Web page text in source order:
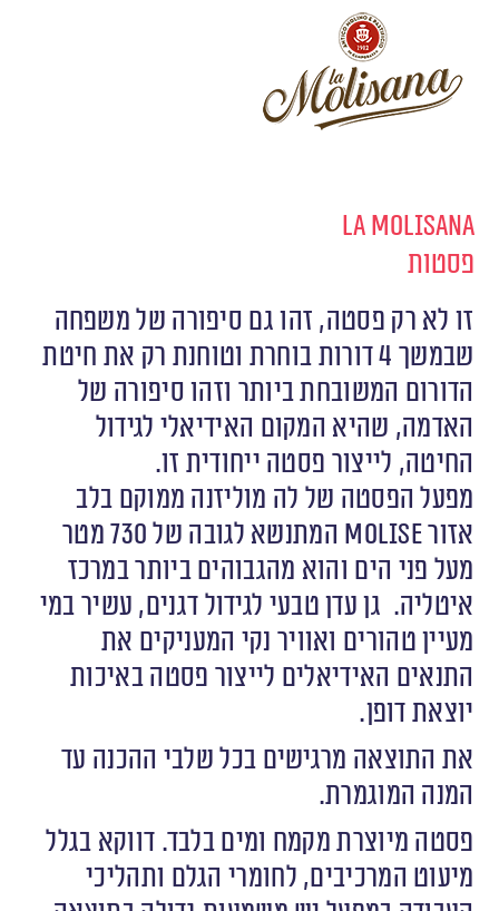
La Molisana
פסטות
זו לא רק פסטה, זהו גם סיפורה של משפחה
שבמשך 4 דורות בוחרת וטוחנת רק את חיטת
הדורום המשובחת ביותר וזהו סיפורה של
האדמה, שהיא המקום האידיאלי לגידול
החיטה, לייצור פסטה ייחודית זו.
מפעל הפסטה של לה מוליזנה ממוקם בלב
אזור Molise המתנשא לגובה של 730 מטר
מעל פני הים והוא מהגבוהים ביותר במרכז
איטליה. גן עדן טבעי לגידול דגנים, עשיר במי
מעיין טהורים ואוויר נקי המעניקים את
התנאים האידיאלים לייצור פסטה באיכות
יוצאת דופן.
את התוצאה מרגישים בכל שלבי ההכנה עד
המנה המוגמרת.
פסטה מיוצרת מקמח ומים בלבד. דווקא בגלל
מיעוט המרכיבים, לחומרי הגלם ותהליכי